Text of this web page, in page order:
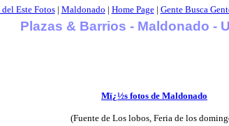
del Este Fotos| Maldonado | Home Page| Gente Busca
Plazas & Barrios - Maldonado -
Mï¿½s fotos de Maldonado
(Fuente de Los lobos, Feria de los